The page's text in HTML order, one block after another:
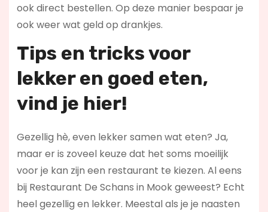
ook direct bestellen. Op deze manier bespaar je
ook weer wat geld op drankjes.
Tips en tricks voor
lekker en goed eten,
vind je hier!
Gezellig hè, even lekker samen wat eten? Ja,
maar er is zoveel keuze dat het soms moeilijk
voor je kan zijn een restaurant te kiezen. Al eens
bij Restaurant De Schans in Mook geweest? Echt
heel gezellig en lekker. Meestal als je je naasten